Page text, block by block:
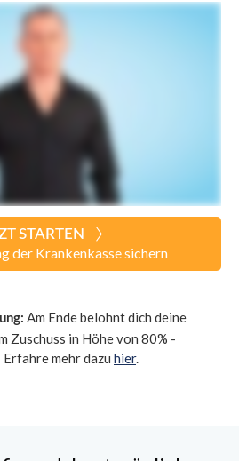
STARTEN
der Krankenkasse sichern
Am Ende belohnt dich deine
Zuschuss in Höhe von 80% -
mehr dazu hier.